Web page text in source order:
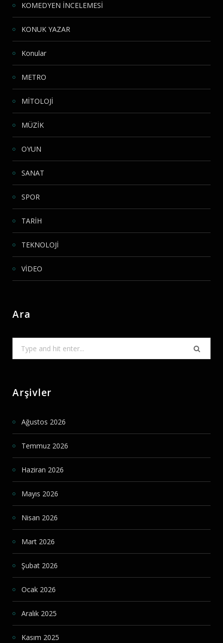
KOMEDYEN İNCELEMESİ
KONUK YAZAR
Konular
METRO
MİTOLOJİ
MÜZİK
OYUN
SANAT
SPOR
TARİH
TEKNOLOJİ
VİDEO
Ara
for:
Arşivler
Ağustos 2026
Temmuz 2026
Haziran 2026
Mayıs 2026
Nisan 2026
Mart 2026
Şubat 2026
Ocak 2026
Aralık 2025
Kasım 2025